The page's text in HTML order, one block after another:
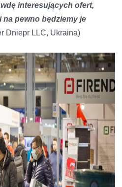
interesujących ofert,
pewno będziemy je
Dniepr LLC, Ukraina)